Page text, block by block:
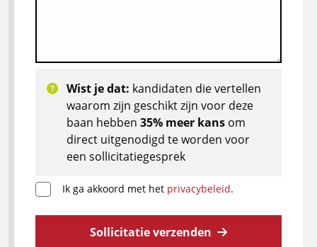
Wist je dat: kandidaten die vertellen
waarom zijn geschikt zijn voor deze
baan hebben 35% meer kans om
direct uitgenodigd te worden voor
een sollicitatiegesprek
Ik ga akkoord met het privacybeleid.
Sollicitatie verzenden